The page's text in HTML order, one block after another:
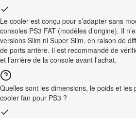
Le cooler est conçu pour s’adapter sans
consoles PS3 FAT (modèles d’origine). Il
versions Slim ni Super Slim, en raison de
de ports arrière. Il est recommandé de
et l’arrière de la console avant l’achat.
Quelles sont les dimensions, le poids et les
cooler fan pour PS3 ?